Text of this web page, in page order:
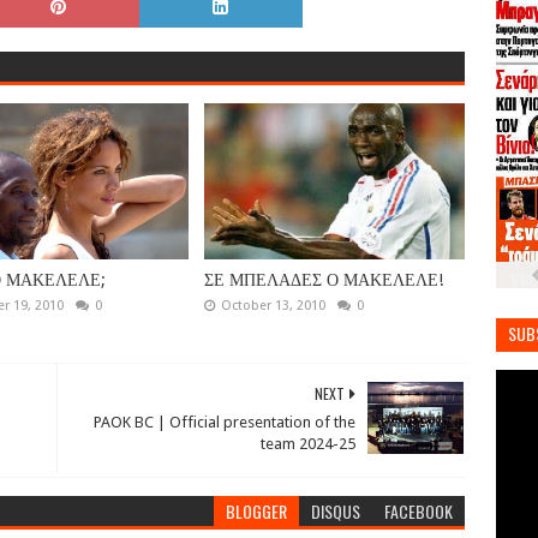
ΜΑΚΕΛΕΛΕ;
19, 2010 0
ΣΕ ΜΠΕΛΑΔΕΣ Ο ΜΑΚΕΛΕΛΕ!
October 13, 2010 0
NEXT
PAOK BC | Official presentation of the
team 2024-25
BLOGGER DISQUS FACEBOOK